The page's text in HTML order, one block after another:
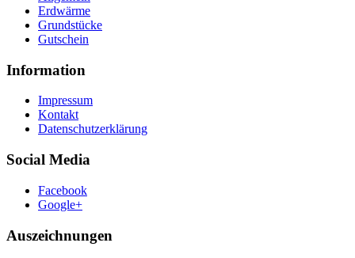
Erdwärme
Grundstücke
Gutschein
Information
Impressum
Kontakt
Datenschutzerklärung
Social Media
Facebook
Google+
Auszeichnungen